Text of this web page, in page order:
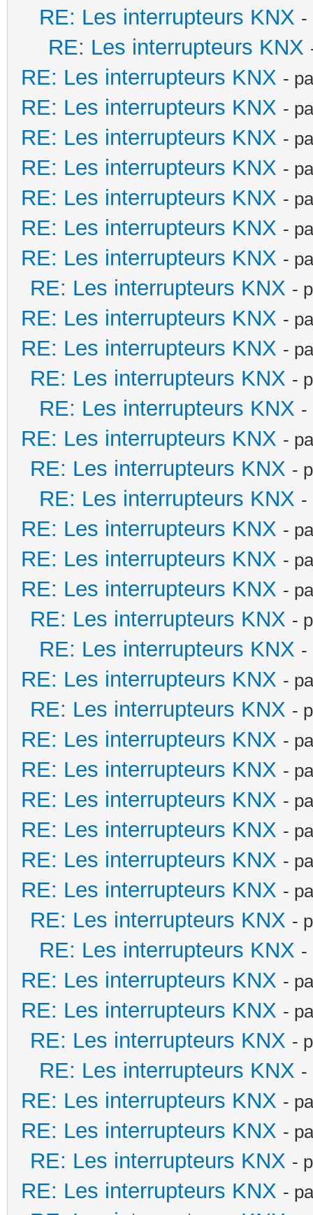
RE: Les interrupteurs KNX -
RE: Les interrupteurs KNX
RE: Les interrupteurs KNX -
RE: Les interrupteurs KNX -
RE: Les interrupteurs KNX -
RE: Les interrupteurs KNX -
RE: Les interrupteurs KNX -
RE: Les interrupteurs KNX -
RE: Les interrupteurs KNX -
RE: Les interrupteurs KNX -
RE: Les interrupteurs KNX -
RE: Les interrupteurs KNX -
RE: Les interrupteurs KNX -
RE: Les interrupteurs KNX -
RE: Les interrupteurs KNX -
RE: Les interrupteurs KNX -
RE: Les interrupteurs KNX -
RE: Les interrupteurs KNX -
RE: Les interrupteurs KNX -
RE: Les interrupteurs KNX -
RE: Les interrupteurs KNX -
RE: Les interrupteurs KNX -
RE: Les interrupteurs KNX -
RE: Les interrupteurs KNX -
RE: Les interrupteurs KNX -
RE: Les interrupteurs KNX -
RE: Les interrupteurs KNX -
RE: Les interrupteurs KNX -
RE: Les interrupteurs KNX -
RE: Les interrupteurs KNX -
RE: Les interrupteurs KNX -
RE: Les interrupteurs KNX -
RE: Les interrupteurs KNX -
RE: Les interrupteurs KNX -
RE: Les interrupteurs KNX -
RE: Les interrupteurs KNX -
RE: Les interrupteurs KNX -
RE: Les interrupteurs KNX -
RE: Les interrupteurs KNX -
RE: Les interrupteurs KNX -